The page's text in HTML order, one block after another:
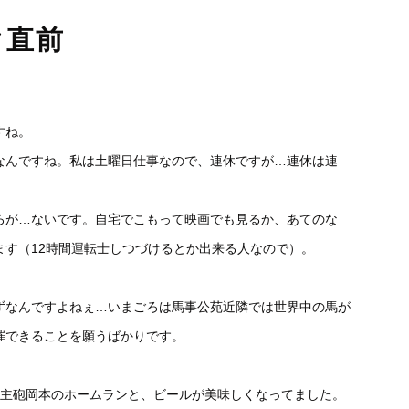
前
。
ですね。私は土曜日仕事なので、連休ですが…連休は連
…ないです。自宅でこもって映画でも見るか、あてのな
（12時間運転士しつづけるとか出来る人なので）。
んですよねぇ…いまごろは馬事公苑近隣では世界中の馬が
きることを願うばかりです。
岡本のホームランと、ビールが美味しくなってました。